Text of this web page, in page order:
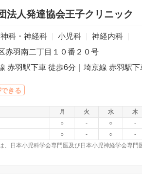
法人発達協会王子クリニック
科・神経科 小児科 神経内科
赤羽南二丁目１０番２０号
きる
月 火 水
木
○ - ○
-
○ - ○ -